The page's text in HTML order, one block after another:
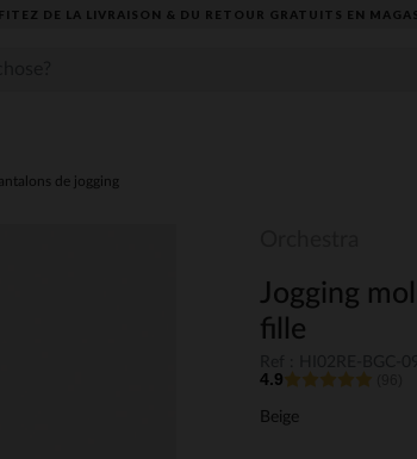
DE LA LIVRAISON & DU RETOUR GRATUITS EN
de jogging
Jogging
fille
4.9
Beige